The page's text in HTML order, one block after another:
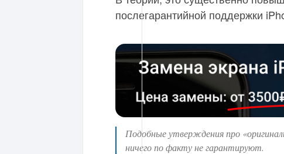
послегарантийной поддержки
Подобные утверждения про
ничего по факту не гарантируют.